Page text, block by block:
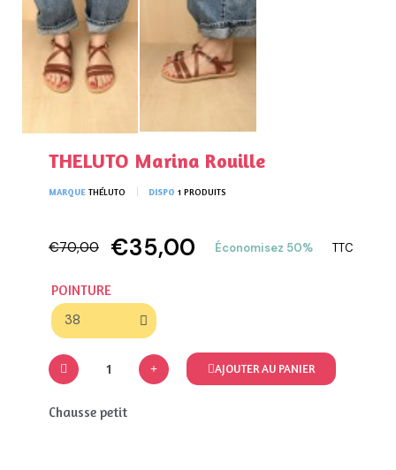
THELUTO Marina Rouille
MARQUE THÉLUTO DISPO 1 PRODUITS
€70,00 €35,00 Économisez 50% TTC
POINTURE
AJOUTER AU PANIER
Chausse petit